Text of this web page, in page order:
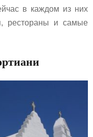
в каждом из них
рестораны и самые